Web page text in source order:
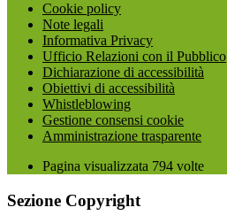
Cookie policy
Note legali
Informativa Privacy
Ufficio Relazioni con il Pubblico
Dichiarazione di accessibilità
Obiettivi di accessibilità
Whistleblowing
Gestione consensi cookie
Amministrazione trasparente
Pagina visualizzata 794 volte
Sezione Copyright